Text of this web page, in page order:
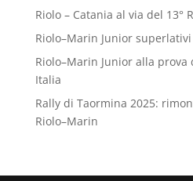
Riolo – Catania al via del 13°
Riolo–Marin Junior
Riolo–Marin Junior alla
Italia
Rally di Taormina 2025:
Riolo–Marin